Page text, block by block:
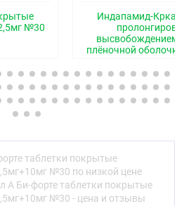
свойства
— комбинированный
периндоприла аргинин и
свойства
активных компонентов.
№30
Индапамид-Крка
высвобождением
плёночной
таблетки покрытые
№30 по низкой цене
А Би-форте таблетки покрытые
№30 - цена и отзывы